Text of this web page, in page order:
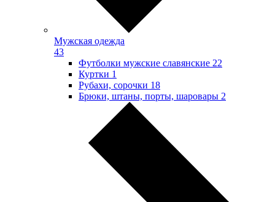
Мужская одежда
43
Футболки мужские славянские 22
Куртки 1
Рубахи, сорочки 18
Брюки, штаны, порты, шаровары 2